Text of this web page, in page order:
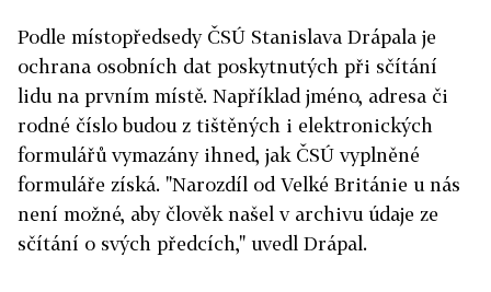
Podle místopředsedy ČSÚ Stanislava Drápala je
ochrana osobních dat poskytnutých při sčítání
lidu na prvním místě. Například jméno, adresa či
rodné číslo budou z tištěných i elektronických
formulářů vymazány ihned, jak ČSÚ vyplněné
formuláře získá. "Narozdíl od Velké Británie u nás
není možné, aby člověk našel v archivu údaje ze
sčítání o svých předcích," uvedl Drápal.